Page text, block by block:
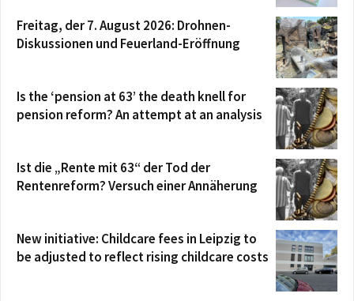
Freitag, der 7. August 2026: Drohnen-
Diskussionen und Feuerland-Eröffnung
Is the ‘pension at 63’ the death knell for
pension reform? An attempt at an analysis
Ist die „Rente mit 63“ der Tod der
Rentenreform? Versuch einer Annäherung
New initiative: Childcare fees in Leipzig to
be adjusted to reflect rising childcare costs